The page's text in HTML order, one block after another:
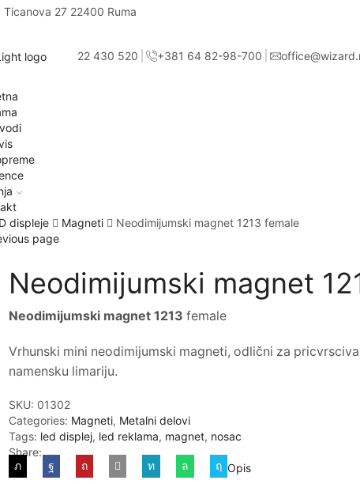
27 22400 Ruma
+381 22 430 520 +381 64 82-98-700
displeje Magneti
Neodimijumski magnet 1213 female
page
Neodimijumski magnet
Neodimijumski magnet 1213 female
Vrhunski mini neodimijumski magneti, odlični za
namensku limariju.
SKU: 01302
Categories: Magneti, Metalni delovi
Tags: led displej, led reklama, magnet, nosac
Share:
Opis